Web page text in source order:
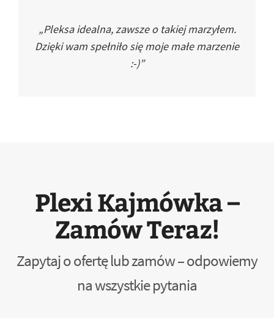
„Pleksa idealna, zawsze o takiej marzyłem.
Dzięki wam spełniło się moje małe marzenie
:-)”
Plexi Kajmówka –
Zamów Teraz!
Zapytaj o ofertę lub zamów – odpowiemy
na wszystkie pytania